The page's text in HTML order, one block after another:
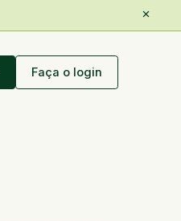
Faça o login